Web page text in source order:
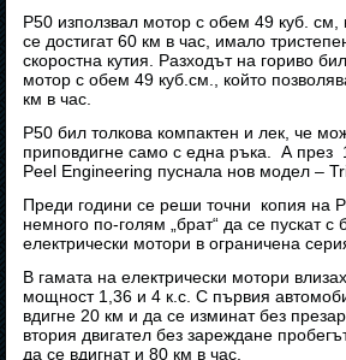
P50 използвал мотор с обем 49 куб. см,
се достигат 60 км в час, имало
скоростна кутия. Разходът на гориво
мотор с обем 49 куб.см., който
км в час.
P50 бил толкова компактен и лек, че
приповдигне само с една ръка. А през
Peel Engineering пуснала нов модел –
Преди години се реши точни копия на
немного по-голям „брат“ да се пускат с
електрически мотори в ограничена
В гамата на електрически мотори
мощност 1,36 и 4 к.с. С първия
вдигне 20 км и да се изминат без
втория двигател без зареждане
да се вдигнат и 80 км в час.